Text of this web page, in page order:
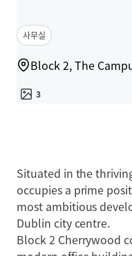
사무실
Block 2, The
3
Situated in the
occupies a prime
most ambitious
Dublin city centre.
Block 2 Cherrywood